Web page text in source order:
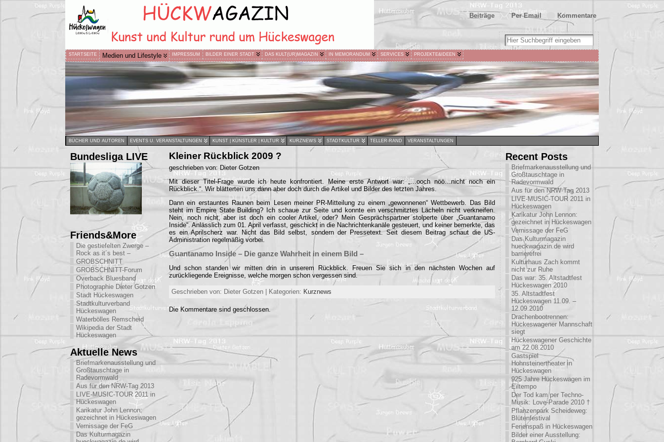
Kommentare
Per Email
Beiträge
STARTSEITE Medien und Lifestyle IMPRESSUM BILDER EINER STADT DAS KULT(UR)MAGAZIN IN MEMORANDUM SERVICES PROJEKTE&IDEEN
BÜCHER UND AUTOREN EVENTS U. VERANSTALTUNGEN KUNST | KÜNSTLER | KULTUR KURZNEWS STADTKULTUR TELLER-RAND VERANSTALTUNGEN
Bundesliga LIVE
Friends&More
Die gestiefelten Zwerge –
Rock as it´s best –
GROBSCHNITT
GROBSCHNITT-Forum
Overback Bluesband
Photographie Dieter Gotzen
Stadt Hückeswagen
Stadtkulturverband
Hückeswagen
Waterbölles Remscheid
Wikipedia der Stadt
Hückeswagen
Aktuelle News
Briefmarkenausstellung und
Großtauschtage in
Radevormwald
Aus für den NRW-Tag 2013
LIVE-MUSIC-TOUR 2011 in
Hückeswagen
Karikatur John Lennon:
gezeichnet in Hückeswagen
Vernissage der FeG
Das Kulturmagazin
Kleiner Rückblick 2009 ?
geschrieben von: Dieter Gotzen
Mit dieser Titel-Frage wurde ich heute konfrontiert. Meine erste Antwort war: „…ooch nöö…nicht noch ein
Rückblick.“. Wir blätterten uns dann aber doch durch die Artikel und Bilder des letzten Jahres.
Dann ein erstauntes Raunen beim Lesen meiner PR-Mitteilung zu einem „gewonnenen“ Wettbewerb. Das Bild
steht im Empire State Building? Ich schaue zur Seite und konnte ein verschmitztes Lächeln nicht verkneifen.
Nein, noch nicht, aber ist doch ein cooler Artikel, oder? Mein Gesprächspartner stolperte über „Guantanamo
Inside“. Anlässlich zum 01. April verfasst, geschickt in die Nachrichtenkanäle gesteuert, und keiner bemerkte, das
es ein Aprilscherz war. Nicht das Bild selbst, sondern der Pressetext. Seit diesem Beitrag schaut die US-
Administration regelmäßig vorbei.
Guantanamo Inside – Die ganze Wahrheit in einem Bild –
Und schon standen wir mitten drin in unserem Rückblick. Freuen Sie sich in den nächsten Wochen auf
zurückliegende Ereignisse, welche morgen schon vergessen sind.
Geschrieben von: Dieter Gotzen | Kategorien: Kurznews
Die Kommentare sind geschlossen.
Recent Posts
Briefmarkenausstellung und
Großtauschtage in
Radevormwald
Aus für den NRW-Tag 2013
LIVE-MUSIC-TOUR 2011 in
Hückeswagen
Karikatur John Lennon:
gezeichnet in Hückeswagen
Vernissage der FeG
Das Kulturmagazin
hueckwagazin.de wird
barrierefrei
Kulturhaus Zach kommt
nicht zur Ruhe
Das war: 35. Altstadtfest
Hückeswagen 2010
35. Altstadtfest
Hückeswagen 11.09. –
12.09.2010
Drachenbootrennen:
Hückeswagener Mannschaft
siegt
Hückeswagener Geschichte
am 22.08.2010
Gastspiel
Hohnsteinertheater in
Hückeswagen
925 Jahre Hückeswagen im
Eiltempo
Der Tod kam per Techno-
Musik: Love-Parade 2010 †
Pflanzenpark Scheideweg:
Blütenfestival
Ferienspaß in Hückeswagen
Bilder einer Ausstellung: